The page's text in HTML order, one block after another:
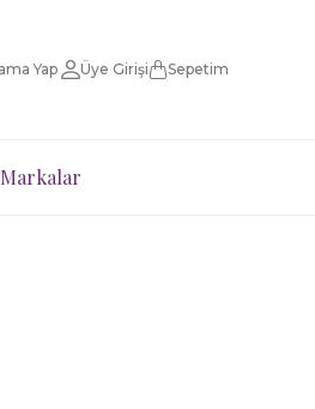
Üye Girişi Sepetim
Markalar